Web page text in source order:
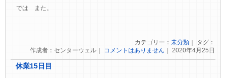
では また。
カテゴリー： 未分類｜ タグ：
作成者：センターウェル｜ コメントはありません ｜ 2020年4月25日
休業15日目